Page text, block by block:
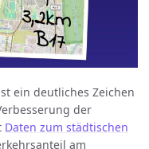
ein deutliches Zeichen
der
Daten zum städtischen
am